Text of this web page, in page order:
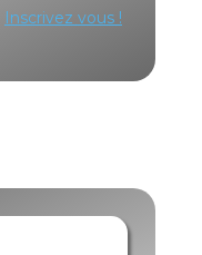
Inscrivez vous !